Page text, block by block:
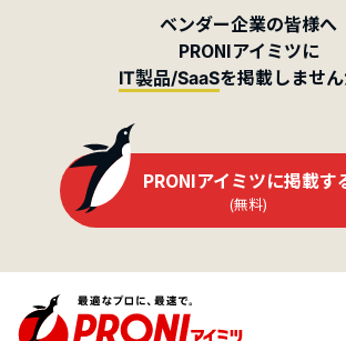
ベンダー企業の皆様へ
PRONIアイミツに
IT製品/SaaSを掲載しません
PRONIアイミツに掲載す
(無料)